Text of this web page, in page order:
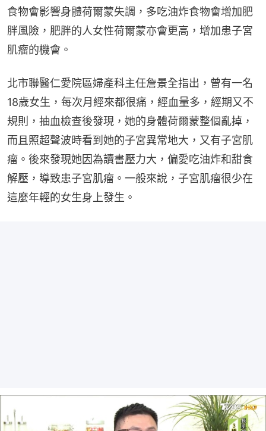
食物會影響身體荷爾蒙失調，多吃油炸食物會增加肥
胖風險，肥胖的人女性荷爾蒙亦會更高，增加患子宮
肌瘤的機會。
北市聯醫仁愛院區婦產科主任詹景全指出，曾有一名
18歲女生，每次月經來都很痛，經血量多，經期又不
規則，抽血檢查後發現，她的身體荷爾蒙整個亂掉，
而且照超聲波時看到她的子宮異常地大，又有子宮肌
瘤。後來發現她因為讀書壓力大，偏愛吃油炸和甜食
解壓，導致患子宮肌瘤。一般來說，子宮肌瘤很少在
這麼年輕的女生身上發生。